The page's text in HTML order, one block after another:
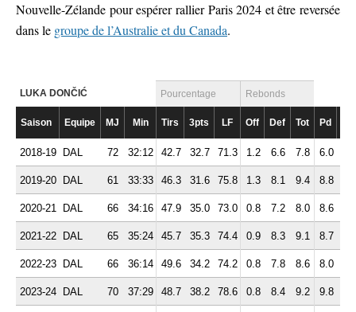
Nouvelle-Zélande pour espérer rallier Paris 2024 et être reversée
dans le groupe de l’Australie et du Canada.
LUKA DONČIĆ Pourcentage Rebonds
Saison Equipe MJ Min Tirs 3pts LF Off Def Tot Pd
2018-19 DAL 72 32:12 42.7 32.7 71.3 1.2 6.6 7.8 6.0
2019-20 DAL 61 33:33 46.3 31.6 75.8 1.3 8.1 9.4 8.8
2020-21 DAL 66 34:16 47.9 35.0 73.0 0.8 7.2 8.0 8.6
2021-22 DAL 65 35:24 45.7 35.3 74.4 0.9 8.3 9.1 8.7
2022-23 DAL 66 36:14 49.6 34.2 74.2 0.8 7.8 8.6 8.0
2023-24 DAL 70 37:29 48.7 38.2 78.6 0.8 8.4 9.2 9.8